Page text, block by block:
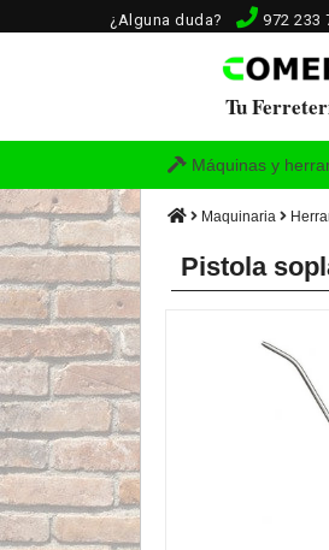
¿Alguna duda? 972 233
Tu
Máquinas y
Maquinaria
Pistola